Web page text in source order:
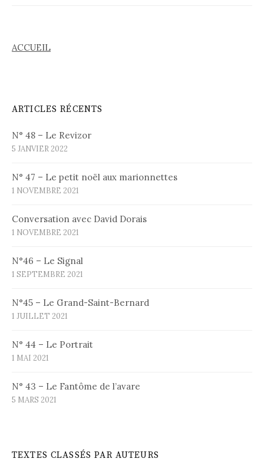
ACCUEIL
ARTICLES RÉCENTS
N° 48 – Le Revizor
5 JANVIER 2022
N° 47 – Le petit noël aux marionnettes
1 NOVEMBRE 2021
Conversation avec David Dorais
1 NOVEMBRE 2021
N°46 – Le Signal
1 SEPTEMBRE 2021
N°45 – Le Grand-Saint-Bernard
1 JUILLET 2021
N° 44 – Le Portrait
1 MAI 2021
N° 43 – Le Fantôme de l’avare
5 MARS 2021
TEXTES CLASSÉS PAR AUTEURS